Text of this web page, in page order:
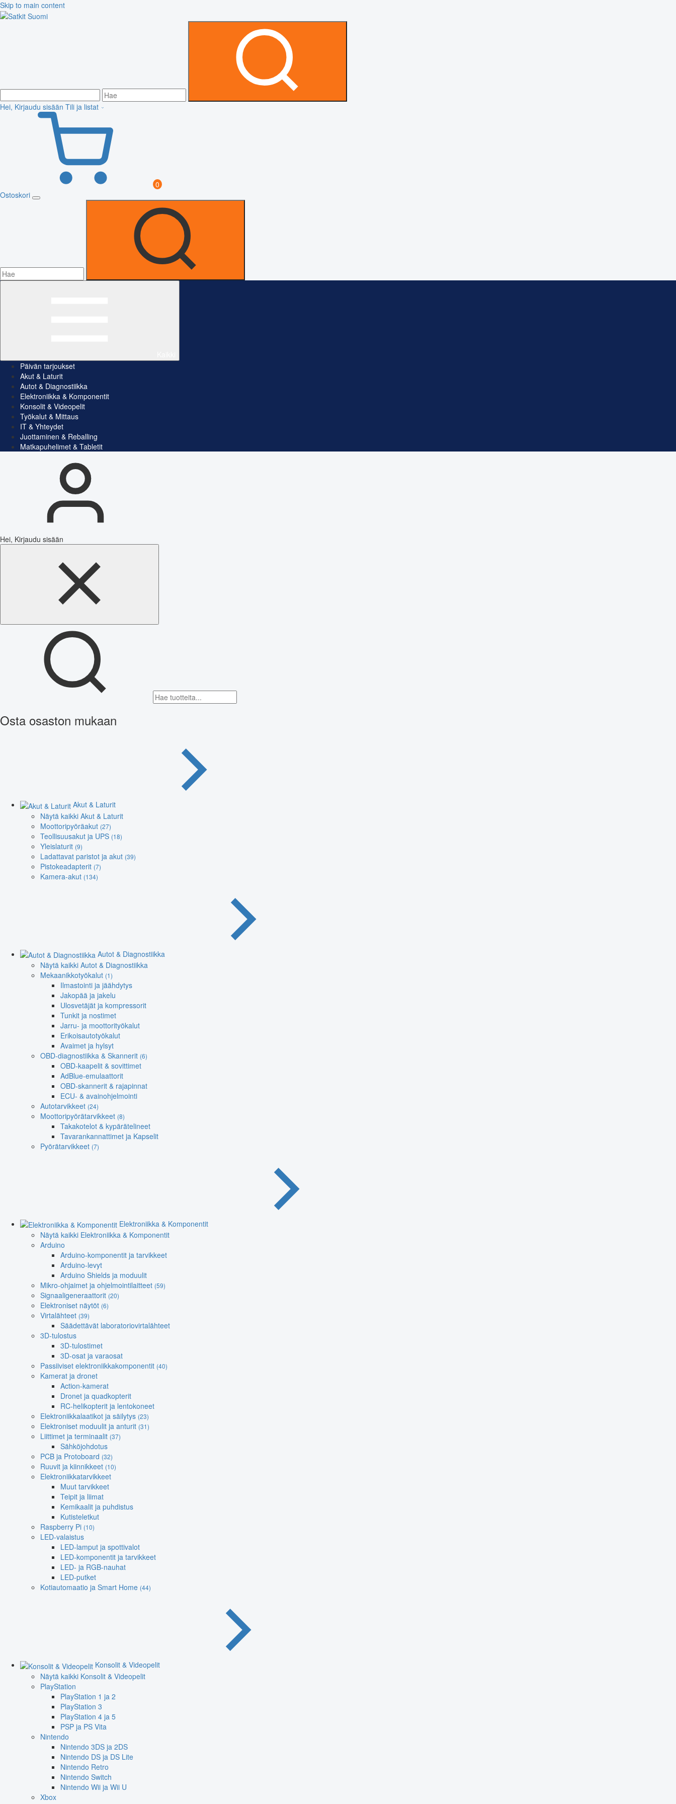
Skip to main content
Hei, Kirjaudu sisään Tili ja listat
0
Ostoskori
Päivän tarjoukset
Akut & Laturit
Autot & Diagnostiikka
Elektroniikka & Komponentit
Konsolit & Videopelit
Työkalut & Mittaus
IT & Yhteydet
Juottaminen & Reballing
Matkapuhelimet & Tabletit
Hei, Kirjaudu sisään
Osta osaston mukaan
Akut & Laturit
Näytä kaikki Akut & Laturit
Moottoripyöräakut (27)
Teollisuusakut ja UPS (18)
Yleislaturit (9)
Ladattavat paristot ja akut (39)
Pistokeadapterit (7)
Kamera-akut (134)
Autot & Diagnostiikka
Näytä kaikki Autot & Diagnostiikka
Mekaanikkotyökalut (1)
Ilmastointi ja jäähdytys
Jakopää ja jakelu
Ulosvetäjät ja kompressorit
Tunkit ja nostimet
Jarru- ja moottorityökalut
Erikoisautotyökalut
Avaimet ja hylsyt
OBD-diagnostiikka & Skannerit (6)
OBD-kaapelit & sovittimet
AdBlue-emulaattorit
OBD-skannerit & rajapinnat
ECU- & avainohjelmointi
Autotarvikkeet (24)
Moottoripyörätarvikkeet (8)
Takakotelot & kypärätelineet
Tavarankannattimet ja Kapselit
Pyörätarvikkeet (7)
Elektroniikka & Komponentit
Näytä kaikki Elektroniikka & Komponentit
Arduino
Arduino-komponentit ja tarvikkeet
Arduino-levyt
Arduino Shields ja moduulit
Mikro-ohjaimet ja ohjelmointilaitteet (59)
Signaaligeneraattorit (20)
Elektroniset näytöt (6)
Virtalähteet (39)
Säädettävät laboratoriovirtalähteet
3D-tulostus
3D-tulostimet
3D-osat ja varaosat
Passiiviset elektroniikkakomponentit (40)
Kamerat ja dronet
Action-kamerat
Dronet ja quadkopterit
RC-helikopterit ja lentokoneet
Elektroniikkalaatikot ja säilytys (23)
Elektroniset moduulit ja anturit (31)
Liittimet ja terminaalit (37)
Sähköjohdotus
PCB ja Protoboard (32)
Ruuvit ja kiinnikkeet (10)
Elektroniikkatarvikkeet
Muut tarvikkeet
Teipit ja liimat
Kemikaalit ja puhdistus
Kutisteletkut
Raspberry Pi (10)
LED-valaistus
LED-lamput ja spottivalot
LED-komponentit ja tarvikkeet
LED- ja RGB-nauhat
LED-putket
Kotiautomaatio ja Smart Home (44)
Konsolit & Videopelit
Näytä kaikki Konsolit & Videopelit
PlayStation
PlayStation 1 ja 2
PlayStation 3
PlayStation 4 ja 5
PSP ja PS Vita
Nintendo
Nintendo 3DS ja 2DS
Nintendo DS ja DS Lite
Nintendo Retro
Nintendo Switch
Nintendo Wii ja Wii U
Xbox